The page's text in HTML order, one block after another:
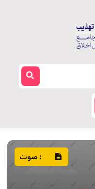
: صوت